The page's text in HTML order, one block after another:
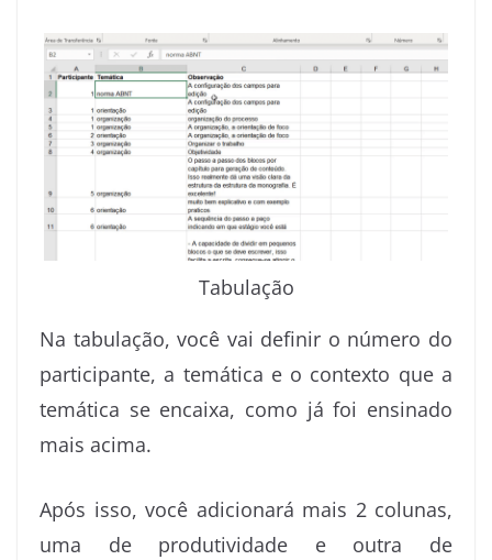
Tabulação
Na tabulação, você vai definir o número do
participante, a temática e o contexto que a
temática se encaixa, como já foi ensinado
mais acima.
Após isso, você adicionará mais 2 colunas,
uma de produtividade e outra de